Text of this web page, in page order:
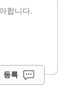
등록